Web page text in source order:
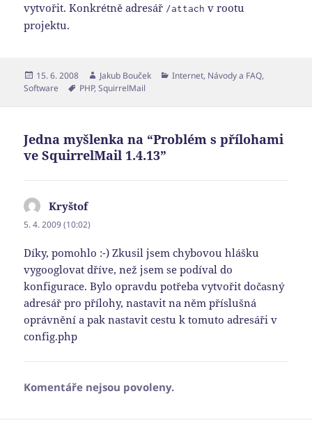
vytvořit. Konkrétně adresář /attach v rootu
projektu.
Publikováno:
15. 6. 2008 Autor:
Jakub Bouček Rubriky:
Internet, Návody a FAQ,
Software
Štítky:
PHP,SquirrelMail
Jedna myšlenka na “Problém s přílohami
ve SquirrelMail 1.4.13”
Kryštofnapsal:
5. 4. 2009 (10:02)
Díky, pomohlo :-) Zkusil jsem chybovou hlášku
vygooglovat dříve, než jsem se podíval do
konfigurace. Bylo opravdu potřeba vytvořit dočasný
adresář pro přílohy, nastavit na něm příslušná
oprávnění a pak nastavit cestu k tomuto adresáři v
config.php
Komentáře nejsou povoleny.